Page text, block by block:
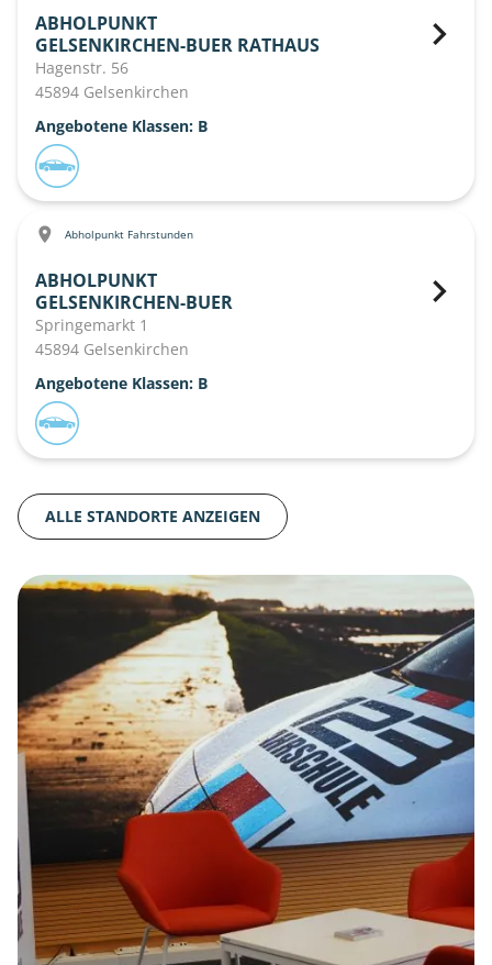
ABHOLPUNKT
GELSENKIRCHEN-BUER RATHAUS
Hagenstr. 56
45894 Gelsenkirchen
Angebotene Klassen: B
Abholpunkt Fahrstunden
ABHOLPUNKT
GELSENKIRCHEN-BUER
Springemarkt 1
45894 Gelsenkirchen
Angebotene Klassen: B
ALLE STANDORTE ANZEIGEN